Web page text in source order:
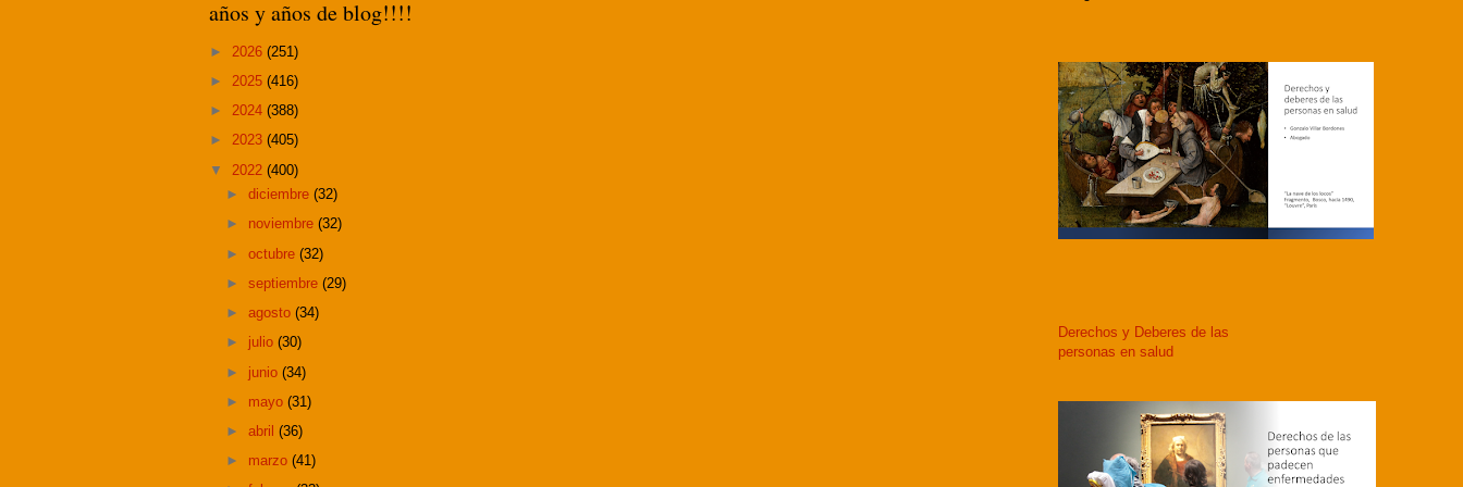
años y años de blog!!!!
► 2026 (251)
► 2025 (416)
► 2024 (388)
► 2023 (405)
▼ 2022 (400)
►diciembre(32)
► noviembre(32)
►octubre(32)
►septiembre(29)
►agosto(34)
► julio(30)
► junio(34)
► mayo(31)
►abril(36)
► marzo(41)
Derechos y Deberes de las
personas en salud